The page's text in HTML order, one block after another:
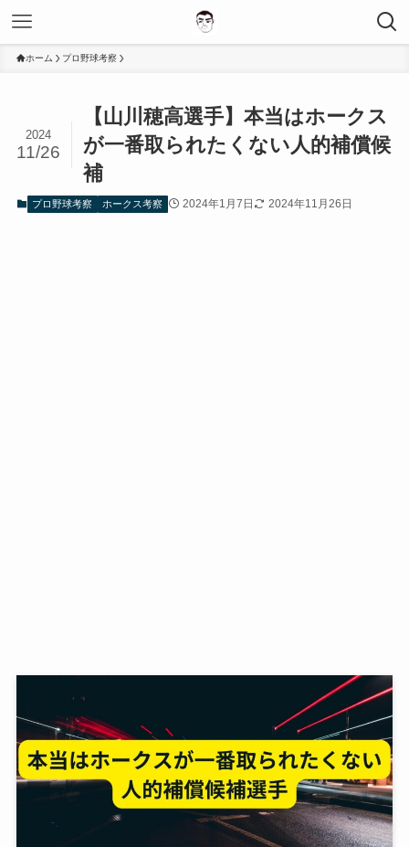
ホーム プロ野球考察
【山川穂高選手】本当はホークス
が一番取られたくない人的補償候
補
2024
11/26
プロ野球考察 ホークス考察 2024年1月7日 2024年11月26日